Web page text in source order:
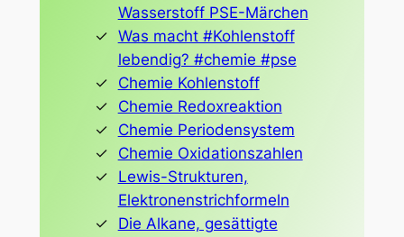
Wasserstoff PSE-Märchen
Was macht #Kohlenstoff
lebendig? #chemie #pse
Chemie Kohlenstoff
Chemie Redoxreaktion
Chemie Periodensystem
Chemie Oxidationszahlen
Lewis-Strukturen,
Elektronenstrichformeln
Die Alkane, gesättigte